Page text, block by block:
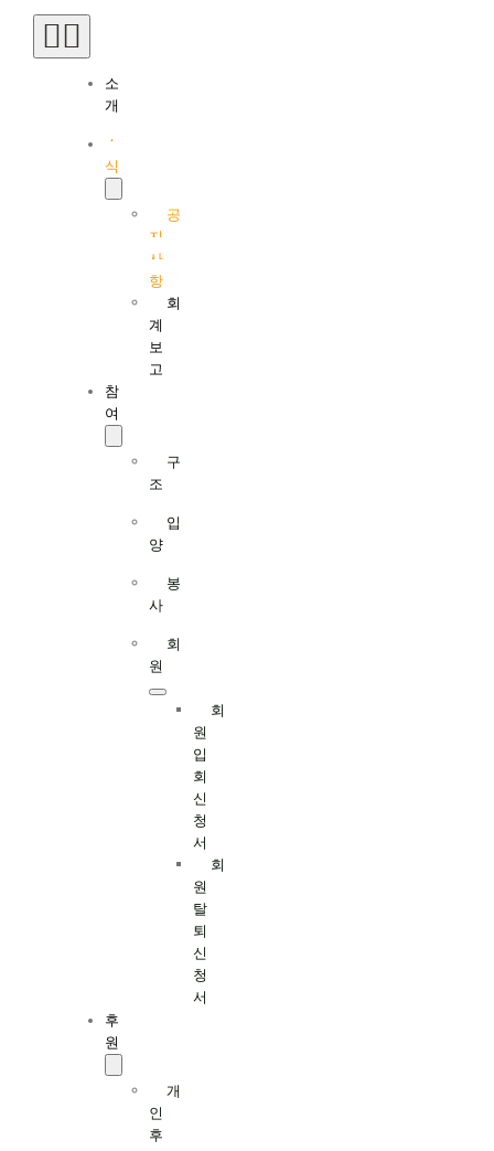
Toggle
Navigation
소
개
소
식
공
지
사
항
회
계
보
고
참
여
구
조
입
양
봉
사
회
원
회
원
입
회
신
청
서
회
원
탈
퇴
신
청
서
후
원
개
인
후